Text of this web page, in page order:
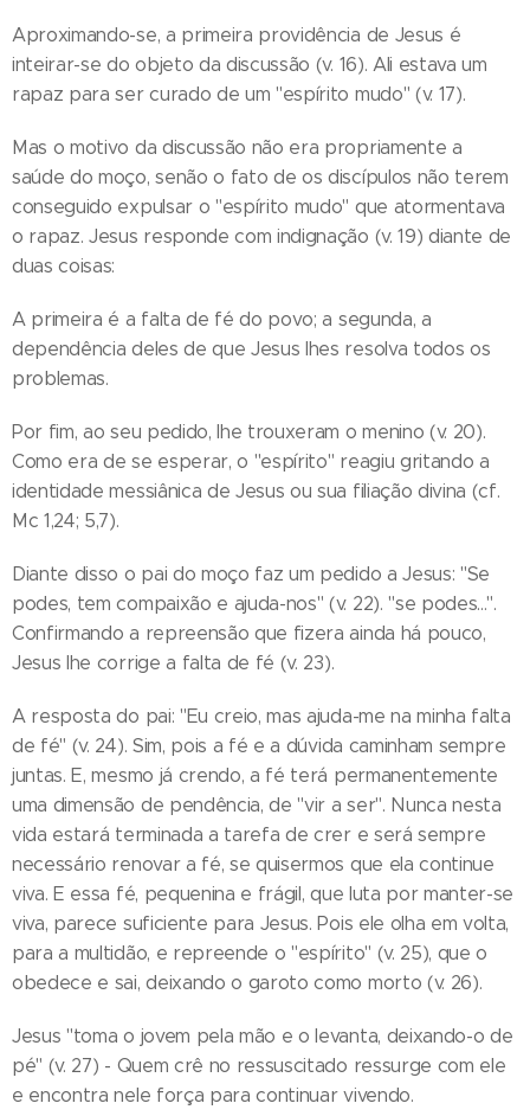
Aproximando-se, a primeira providência de Jesus é
inteirar-se do objeto da discussão (v. 16). Ali estava um
rapaz para ser curado de um "espírito mudo" (v. 17).
Mas o motivo da discussão não era propriamente a
saúde do moço, senão o fato de os discípulos não terem
conseguido expulsar o "espírito mudo" que atormentava
o rapaz. Jesus responde com indignação (v. 19) diante de
duas coisas:
A primeira é a falta de fé do povo; a segunda, a
dependência deles de que Jesus lhes resolva todos os
problemas.
Por fim, ao seu pedido, lhe trouxeram o menino (v. 20).
Como era de se esperar, o "espírito" reagiu gritando a
identidade messiânica de Jesus ou sua filiação divina (cf.
Mc 1,24; 5,7).
Diante disso o pai do moço faz um pedido a Jesus: "Se
podes, tem compaixão e ajuda-nos" (v. 22). "se podes...".
Confirmando a repreensão que fizera ainda há pouco,
Jesus lhe corrige a falta de fé (v. 23).
A resposta do pai: "Eu creio, mas ajuda-me na minha falta
de fé" (v. 24). Sim, pois a fé e a dúvida caminham sempre
juntas. E, mesmo já crendo, a fé terá permanentemente
uma dimensão de pendência, de "vir a ser". Nunca nesta
vida estará terminada a tarefa de crer e será sempre
necessário renovar a fé, se quisermos que ela continue
viva. E essa fé, pequenina e frágil, que luta por manter-se
viva, parece suficiente para Jesus. Pois ele olha em volta,
para a multidão, e repreende o "espírito" (v. 25), que o
obedece e sai, deixando o garoto como morto (v. 26).
Jesus "toma o jovem pela mão e o levanta, deixando-o de
pé" (v. 27) - Quem crê no ressuscitado ressurge com ele
e encontra nele força para continuar vivendo.